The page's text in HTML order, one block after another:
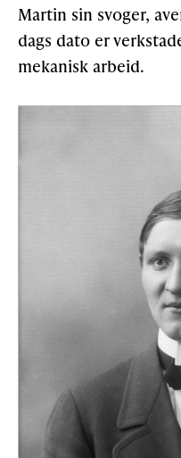
Martin sin svoger,
dags dato er
mekanisk arbeid.